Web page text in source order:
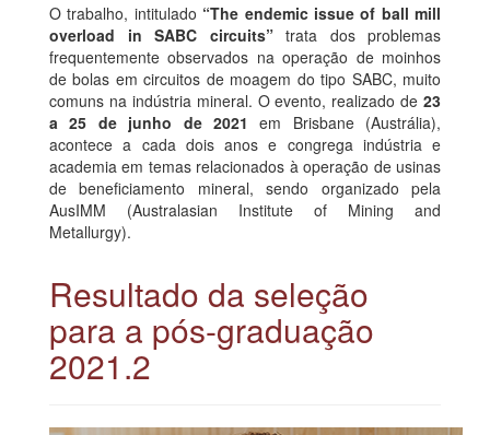
O trabalho, intitulado “The endemic issue of ball mill
overload in SABC circuits”trata dos problemas
frequentemente observados na operação de moinhos
de bolas em circuitos de moagem do tipo SABC, muito
comuns na indústria mineral. O evento, realizado de 23
a 25 de junho de 2021 em Brisbane (Austrália),
acontece a cada dois anos e congrega indústria e
academia em temas relacionados à operação de usinas
de beneficiamento mineral, sendo organizado pela
AusIMM (Australasian Institute of Mining and
Metallurgy).
Resultado da seleção
para a pós-graduação
2021.2